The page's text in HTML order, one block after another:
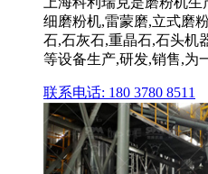
细磨粉机,雷蒙磨,立式磨
石,石灰石,重晶石,石头机
等设备生产,研发,销售,为
联系电话: 180 3780 8511